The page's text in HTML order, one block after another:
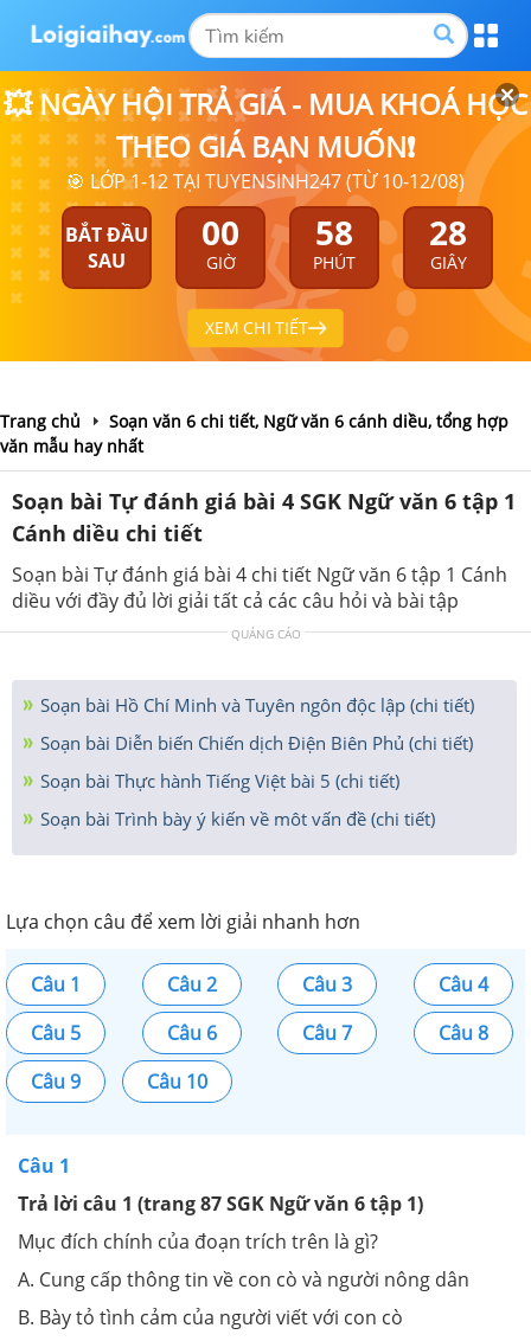
💥 NGÀY HỘI TRẢ GIÁ - MUA KHOÁ HỌC
THEO GIÁ BẠN MUỐN❗
🎯 LỚP 1-12 TẠI TUYENSINH247 (TỪ 10-12/08)
BẮT ĐẦU
SAU
00
GIỜ
58
PHÚT
27
GIÂY
XEM CHI TIẾT
Trang chủ
Soạn văn 6 chi tiết, Ngữ văn 6 cánh diều, tổng hợp
văn mẫu hay nhất
Soạn bài Tự đánh giá bài 4 SGK Ngữ văn 6 tập 1
Cánh diều chi tiết
Soạn bài Tự đánh giá bài 4 chi tiết Ngữ văn 6 tập 1 Cánh
diều với đầy đủ lời giải tất cả các câu hỏi và bài tập
QUẢNG CÁO
Soạn bài Hồ Chí Minh và Tuyên ngôn độc lập (chi tiết)
Soạn bài Diễn biến Chiến dịch Điện Biên Phủ (chi tiết)
Soạn bài Thực hành Tiếng Việt bài 5 (chi tiết)
Soạn bài Trình bày ý kiến về môt vấn đề (chi tiết)
Lựa chọn câu để xem lời giải nhanh hơn
Câu 1 Câu 2 Câu 3
Câu 4
Câu 5
Câu 6 Câu 7
Câu 8
Câu 9
Câu 10
Câu 1
Trả lời câu 1 (trang 87 SGK Ngữ văn 6 tập 1)
Mục đích chính của đoạn trích trên là gì?
A. Cung cấp thông tin về con cò và người nông dân
B. Bày tỏ tình cảm của người viết với con cò